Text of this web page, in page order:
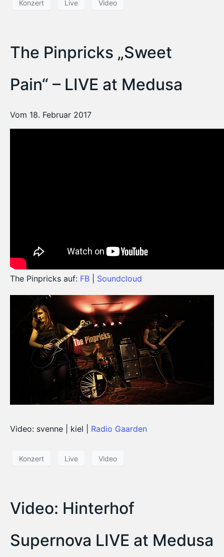
Konzert Live Video
The Pinpricks „Sweet
Pain“ – LIVE at Medusa
Vom 18. Februar 2017
The Pinpricks auf: FB Soundcloud
Video: svenne | kiel | Radio Gaarden
Konzert Live Video
Video: Hinterhof
Supernova LIVE at Medusa